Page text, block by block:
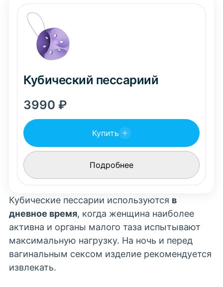
Кубический пессариий
3990 ₽
Купить
Подробнее
Кубические пессарии используются в
дневное время, когда женщина наиболее
активна и органы малого таза испытывают
максимальную нагрузку. На ночь и перед
вагинальным сексом изделие рекомендуется
извлекать.